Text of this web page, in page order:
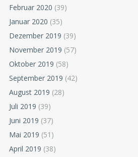
Februar 2020 (39)
Januar 2020 (35)
Dezember 2019 (39)
November 2019 (57)
Oktober 2019 (58)
September 2019 (42)
August 2019 (28)
Juli 2019 (39)
Juni 2019 (37)
Mai 2019 (51)
April 2019 (38)